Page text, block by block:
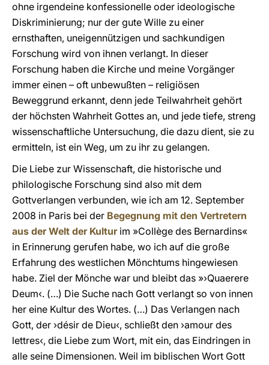
ohne irgendeine konfessionelle oder ideologische
Diskriminierung; nur der gute Wille zu einer
ernsthaften, uneigennützigen und sachkundigen
Forschung wird von ihnen verlangt. In dieser
Forschung haben die Kirche und meine Vorgänger
immer einen – oft unbewußten – religiösen
Beweggrund erkannt, denn jede Teilwahrheit gehört
der höchsten Wahrheit Gottes an, und jede tiefe, streng
wissenschaftliche Untersuchung, die dazu dient, sie zu
ermitteln, ist ein Weg, um zu ihr zu gelangen.
Die Liebe zur Wissenschaft, die historische und
philologische Forschung sind also mit dem
Gottverlangen verbunden, wie ich am 12. September
2008 in Paris bei der Begegnung mit den Vertretern
aus der Welt der Kulturim »Collège des Bernardins«
in Erinnerung gerufen habe, wo ich auf die große
Erfahrung des westlichen Mönchtums hingewiesen
habe. Ziel der Mönche war und bleibt das »›Quaerere
Deum‹. (…) Die Suche nach Gott verlangt so von innen
her eine Kultur des Wortes. (…) Das Verlangen nach
Gott, der ›désir de Dieu‹, schließt den ›amour des
lettres‹, die Liebe zum Wort, mit ein, das Eindringen in
alle seine Dimensionen. Weil im biblischen Wort Gott